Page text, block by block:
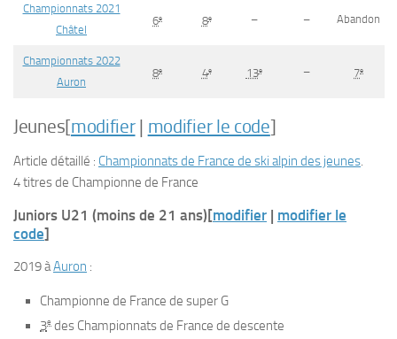
Championnats 2021
Châtel
6e 8e – – Abandon
Championnats 2022
Auron
8e 4e 13e – 7e
Jeunes[modifier| modifier le code]
Article détaillé : Championnats de France de ski alpin des jeunes.
4 titres de Championne de France
Juniors U21 (moins de 21 ans) [modifier | modifier le
code]
2019 àAuron :
Championne de France de super G
3e des Championnats de France de descente